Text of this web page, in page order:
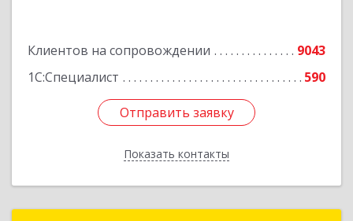
Клиентов на сопровождении
9043
1С:Специалист
590
Отправить заявку
Показать контакты
Отправить заявку
Назад